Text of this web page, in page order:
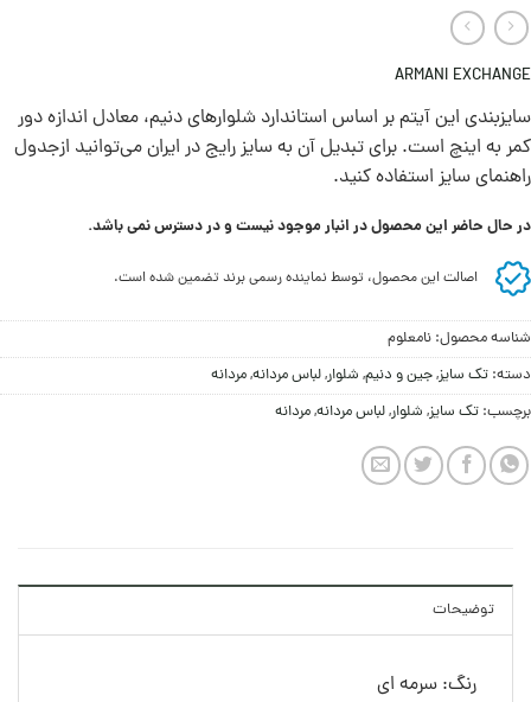
ARMANI EXCHANGE
سايزبندی اين آيتم بر اساس استاندارد شلوارهای دنيم، معادل اندازه دور
کمر به اينچ است. برای تبديل آن به سايز رايج در ايران می‌توانيد ازجدول
راهنمای سايز استفاده کنيد.
در حال حاضر این محصول در انبار موجود نیست و در دسترس نمی باشد.
اصالت این محصول، توسط نماینده رسمی برند تضمین شده است.
شناسه محصول: نامعلوم
دسته: تک سایز,جین و دنيم, شلوار,لباس مردانه,مردانه
برچسب: تک سایز, شلوار,لباس مردانه,مردانه
توضیحات
رنگ: سرمه ای